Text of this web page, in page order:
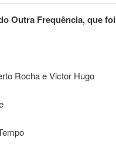
Outra Frequência, que foi
Rocha e Victor Hugo